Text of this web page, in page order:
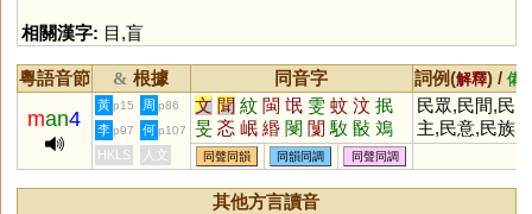
相關漢字: 目 ,盲
粵語音節 & 根據 同音字 詞例(解釋) / 備
man4
黃 p15 周 p86 文 聞 紋 閩 氓 雯 蚊 汶 抿
旻 忞 岷 緡 閿 闅 駇 敯 鳼
錉 鈱 蕄 芠 閺 琝 崏 魰 甿
璺 鼆 鼤 痻 罠 玟 旼 苠
民眾,民間,民
主,民意,民族,
民生,民權,民生
李 p97 何 p107
HKLS 人文 同聲同韻 同韻同調 同聲同調
其他方言讀音